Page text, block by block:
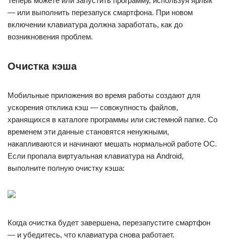
— или выполнить перезапуск смартфона. При новом
включении клавиатура должна заработать, как до
возникновения проблем.
Очистка кэша
Мобильные приложения во время работы создают для
ускорения отклика кэш — совокупность файлов,
хранящихся в каталоге программы или системной папке. Со
временем эти данные становятся ненужными,
накапливаются и начинают мешать нормальной работе ОС.
Если пропала виртуальная клавиатура на Android,
выполните полную очистку кэша:
Когда очистка будет завершена, перезапустите смартфон
— и убедитесь, что клавиатура снова работает.